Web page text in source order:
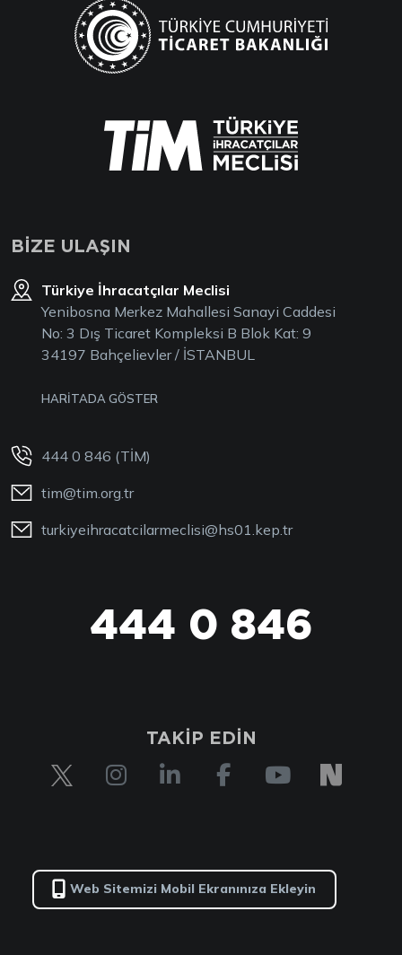
BİZE ULAŞIN
Türkiye İhracatçılar Meclisi
Yenibosna Merkez Mahallesi Sanayi Caddesi
No: 3 Dış Ticaret Kompleksi B Blok Kat: 9
34197 Bahçelievler / İSTANBUL
HARİTADA GÖSTER
444 0 846 (TİM)
tim@tim.org.tr
turkiyeihracatcilarmeclisi@hs01.kep.tr
444 0 846
TAKİP EDİN
Web Sitemizi Mobil Ekranınıza Ekleyin